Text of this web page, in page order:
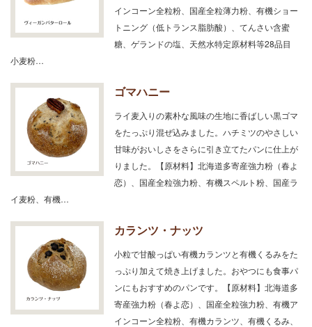
インコーン全粒粉、国産全粒薄力粉、有機ショー
トニング（低トランス脂肪酸）、てんさい含蜜
糖、ゲランドの塩、天然水特定原材料等28品目
小麦粉…
ゴマハニー
ライ麦入りの素朴な風味の生地に香ばしい黒ゴマ
をたっぷり混ぜ込みました。ハチミツのやさしい
甘味がおいしさをさらに引き立てたパンに仕上が
りました。【原材料】北海道多寄産強力粉（春よ
恋）、国産全粒強力粉、有機スペルト粉、国産ラ
イ麦粉、有機…
カランツ・ナッツ
小粒で甘酸っぱい有機カランツと有機くるみをた
っぷり加えて焼き上げました。おやつにも食事パ
ンにもおすすめのパンです。【原材料】北海道多
寄産強力粉（春よ恋）、国産全粒強力粉、有機ア
インコーン全粒粉、有機カランツ、有機くるみ、